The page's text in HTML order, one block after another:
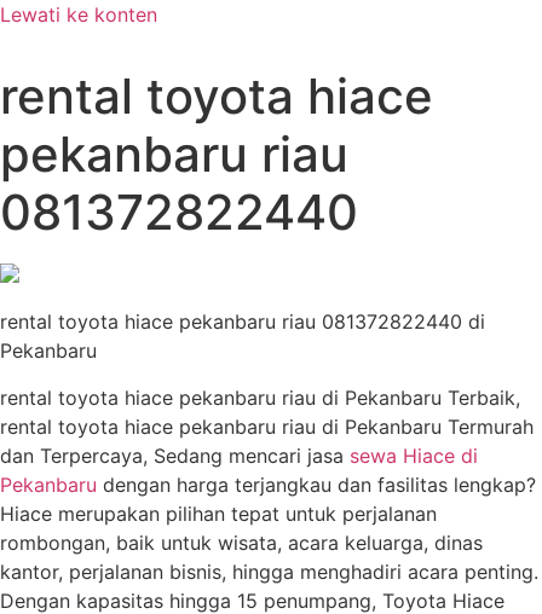
Lewati ke konten
rental toyota hiace
pekanbaru riau
081372822440
rental toyota hiace pekanbaru riau 081372822440 di
Pekanbaru
rental toyota hiace pekanbaru riau di Pekanbaru Terbaik,
rental toyota hiace pekanbaru riau di Pekanbaru Termurah
dan Terpercaya, Sedang mencari jasa sewa Hiace di
Pekanbaru dengan harga terjangkau dan fasilitas lengkap?
Hiace merupakan pilihan tepat untuk perjalanan
rombongan, baik untuk wisata, acara keluarga, dinas
kantor, perjalanan bisnis, hingga menghadiri acara penting.
Dengan kapasitas hingga 15 penumpang, Toyota Hiace